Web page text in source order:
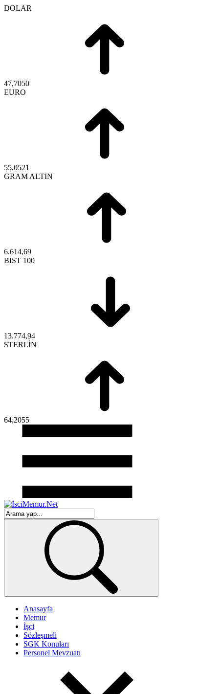
DOLAR
47,7050
EURO
55,0521
GRAM ALTIN
6.614,69
BIST 100
13.774,94
STERLİN
64,2055
Anasayfa
Memur
İşçi
Sözleşmeli
SGK Konuları
Personel Mevzuatı